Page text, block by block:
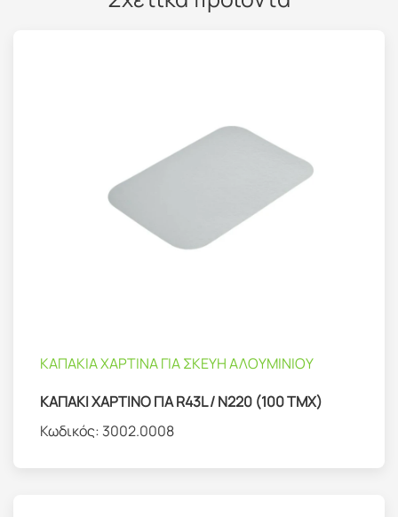
ΚΑΠΑΚΙΑ ΧΑΡΤΙΝΑ ΓΙΑ ΣΚΕΥΗ ΑΛΟΥΜΙΝΙΟΥ
ΚΑΠΑΚΙ ΧΑΡΤΙΝΟ ΓΙΑ R43L / Ν220 (100 TMX)
Κωδικός: 3002.0008